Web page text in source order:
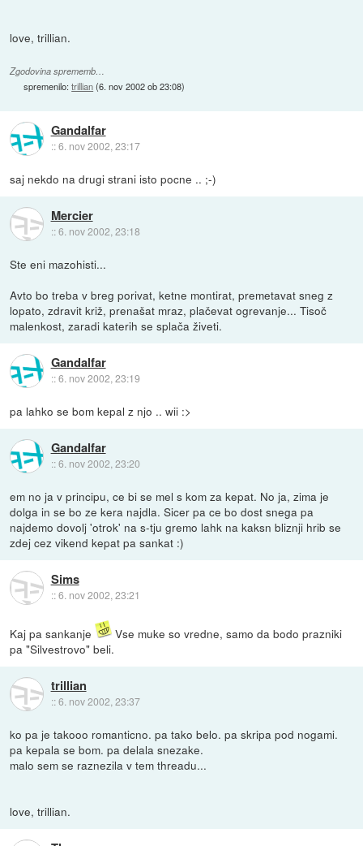
love, trillian.
Zgodovina sprememb…
spremenilo:trillian(6. nov 2002 ob 23:08)
Gandalfar
::6. nov 2002, 23:17
saj nekdo na drugi strani isto pocne .. ;-)
Mercier
::6. nov 2002, 23:18
Ste eni mazohisti...
Avto bo treba v breg porivat, ketne montirat, premetavat sneg z
lopato, zdravit križ, prenašat mraz, plačevat ogrevanje... Tisoč
malenkost, zaradi katerih se splača živeti.
Gandalfar
::6. nov 2002, 23:19
pa lahko se bom kepal z njo .. wii :>
Gandalfar
::6. nov 2002, 23:20
em no ja v principu, ce bi se mel s kom za kepat. No ja, zima je
dolga in se bo ze kera najdla. Sicer pa ce bo dost snega pa
najdemo dovolj 'otrok' na s-tju gremo lahk na kaksn bliznji hrib se
zdej cez vikend kepat pa sankat :)
Sims
::6. nov 2002, 23:21
Kaj pa sankanje
Vse muke so vredne, samo da bodo prazniki
pa "Silvestrovo" beli.
trillian
::6. nov 2002, 23:37
ko pa je takooo romanticno. pa tako belo. pa skripa pod nogami.
pa kepala se bom. pa delala snezake.
malo sem se raznezila v tem threadu...
love, trillian.